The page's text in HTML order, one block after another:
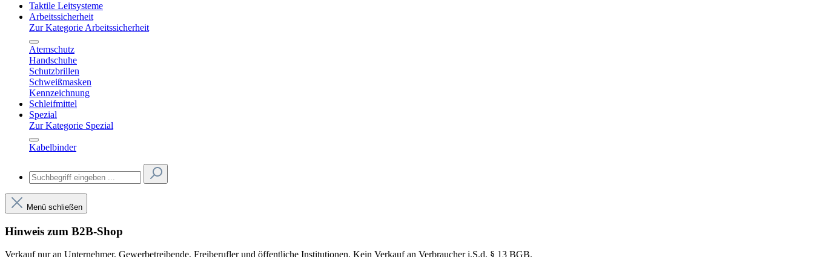
Taktile Leitsysteme
Arbeitssicherheit
Zur Kategorie Arbeitssicherheit
Atemschutz
Handschuhe
Schutzbrillen
Schweißmasken
Kennzeichnung
Schleifmittel
Spezial
Zur Kategorie Spezial
Kabelbinder
Menü schließen
Hinweis zum B2B-Shop
Verkauf nur an Unternehmer, Gewerbetreibende, Freiberufler und öffentliche Institutionen. Kein Verkauf an Verbraucher i.S.d. § 13 BGB.